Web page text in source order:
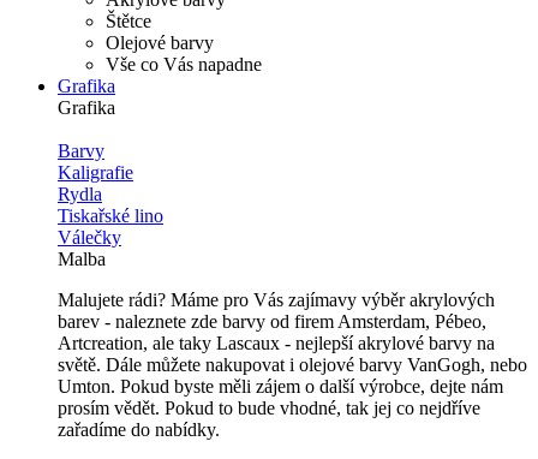
Štětce
Olejové barvy
Vše co Vás napadne
Grafika
Grafika
Barvy
Kaligrafie
Rydla
Tiskařské lino
Válečky
Malba
Malujete rádi? Máme pro Vás zajímavy výběr akrylových
barev - naleznete zde barvy od firem Amsterdam, Pébeo,
Artcreation, ale taky Lascaux - nejlepší akrylové barvy na
světě. Dále můžete nakupovat i olejové barvy VanGogh, nebo
Umton. Pokud byste měli zájem o další výrobce, dejte nám
prosím vědět. Pokud to bude vhodné, tak jej co nejdříve
zařadíme do nabídky.